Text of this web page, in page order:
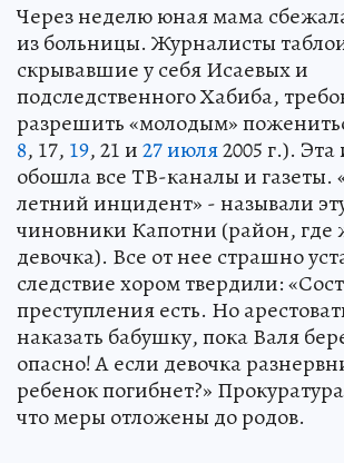
Через неделю юная мама
из больницы. Журналисты
скрывавшие у себя Исаевых и
подследственного Хабиба,
разрешить «молодым»
8, 17, 19, 21 и27 июля2005 г.).
обошла все ТВ-каналы и
летний инцидент» - называли
чиновники Капотни (район, где
девочка). Все от нее страшно
следствие хором твердили:
преступления есть. Но
наказать бабушку, пока Валя
опасно! А если девочка
ребенок погибнет?»
что меры отложены до родов.